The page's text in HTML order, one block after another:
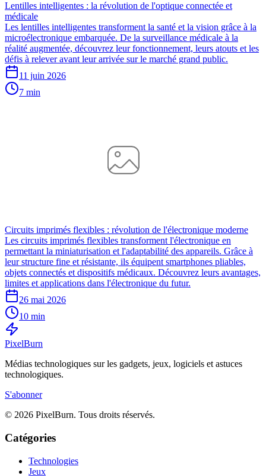
Lentilles intelligentes : la révolution de l'optique connectée et
médicale
Les lentilles intelligentes transforment la santé et la vision grâce à la
microélectronique embarquée. De la surveillance médicale à la
réalité augmentée, découvrez leur fonctionnement, leurs atouts et les
défis à relever avant leur arrivée sur le marché grand public.
11 juin 2026
7 min
Circuits imprimés flexibles : révolution de l'électronique moderne
Les circuits imprimés flexibles transforment l'électronique en
permettant la miniaturisation et l'adaptabilité des appareils. Grâce à
leur structure fine et résistante, ils équipent smartphones pliables,
objets connectés et dispositifs médicaux. Découvrez leurs avantages,
limites et applications dans l'électronique du futur.
26 mai 2026
10 min
PixelBurn
Médias technologiques sur les gadgets, jeux, logiciels et astuces
technologiques.
S'abonner
© 2026 PixelBurn. Tous droits réservés.
Catégories
Technologies
Jeux